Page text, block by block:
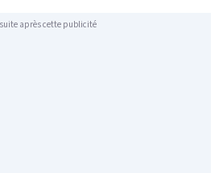
après cette publicité